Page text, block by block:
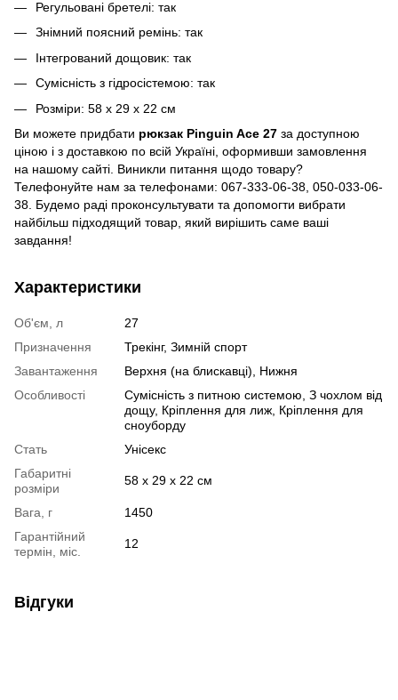
Регульовані бретелі: так
Знімний поясний ремінь: так
Інтегрований дощовик: так
Сумісність з гідросістемою: так
Розміри: 58 ​​х 29 х 22 см
Ви можете придбати рюкзак Pinguin Ace 27 за доступною
ціною і з доставкою по всій Україні, оформивши замовлення
на нашому сайті. Виникли питання щодо товару?
Телефонуйте нам за телефонами: 067-333-06-38, 050-033-06-
38. Будемо раді проконсультувати та допомогти вибрати
найбільш підходящий товар, який вирішить саме ваші
завдання!
Характеристики
Об'єм, л
27
Призначення
Трекінг, Зимній спорт
Завантаження
Верхня (на блискавці), Нижня
Особливості
Сумісність з питною системою, З чохлом від
дощу, Кріплення для лиж, Кріплення для
сноуборду
Стать
Унісекс
Габаритні
розміри
58 х 29 х 22 см
Вага, г
1450
Гарантійний
термін, міс.
12
Відгуки